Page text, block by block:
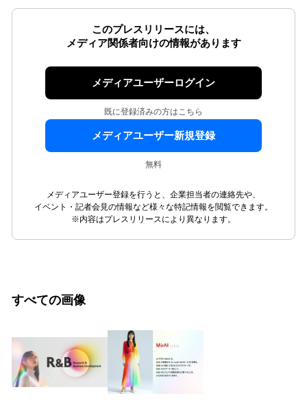
このプレスリリースには、
メディア関係者向けの情報があります
メディアユーザーログイン
既に登録済みの方はこちら
メディアユーザー新規登録
無料
メディアユーザー登録を行うと、企業担当者の連絡先や、
イベント・記者会見の情報など様々な特記情報を閲覧できます。
※内容はプレスリリースにより異なります。
すべての画像